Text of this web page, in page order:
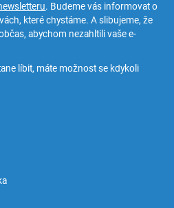
. Budeme vás informovat o
které chystáme. A slibujeme, že
abychom nezahltili vaše e-
líbit, máte možnost se kdykoli